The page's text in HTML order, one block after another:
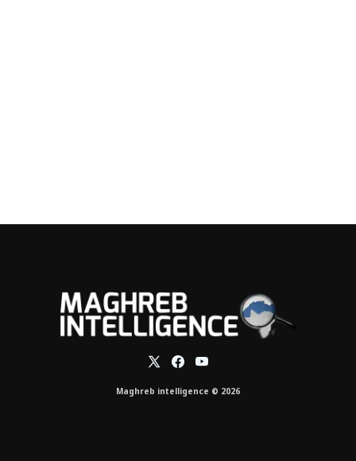
Maghreb intelligence © 2026